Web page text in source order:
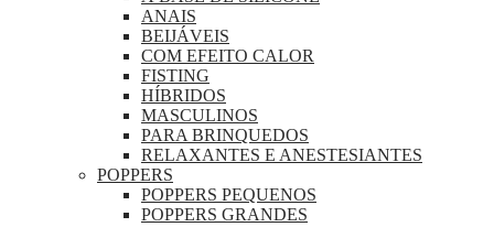
ANAIS
BEIJÁVEIS
COM EFEITO CALOR
FISTING
HÍBRIDOS
MASCULINOS
PARA BRINQUEDOS
RELAXANTES E ANESTESIANTES
POPPERS
POPPERS PEQUENOS
POPPERS GRANDES